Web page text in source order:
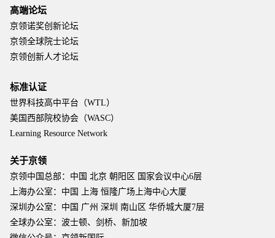
高端论坛
京领诺奖创新论坛
京领全球院士论坛
京领创新人才论坛
标准认证
世界科技高中平台（WTL）
美国西部院校协会（WASC）
Learning Resource Network
关于京领
京领中国总部：中国 北京 朝阳区 国家会议中心6层
上海办公室：中国 上海 恒隆广场上海中心大厦
深圳办公室：中国 广州 深圳 南山区 华侨城大厦7层
全球办公室：波士顿、剑桥、新加坡